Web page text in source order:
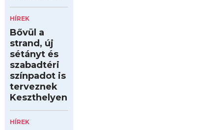
HÍREK
Bővül a
strand, új
sétányt és
szabadtéri
színpadot is
terveznek
Keszthelyen
HÍREK